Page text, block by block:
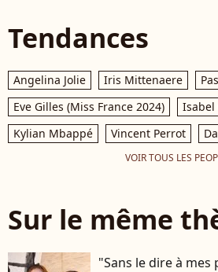
Tendances
Angelina Jolie Iris Mittenaere
Eve Gilles (Miss France 2024)
Isabel
Kylian Mbappé
Vincent Perrot
VOIR TOUS LES
Sur le même
"Sans le dire à